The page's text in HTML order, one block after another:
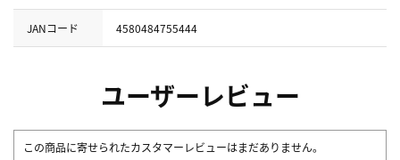
JANコード 4580484755444
ユーザーレビュー
この商品に寄せられたカスタマーレビューはまだありません。